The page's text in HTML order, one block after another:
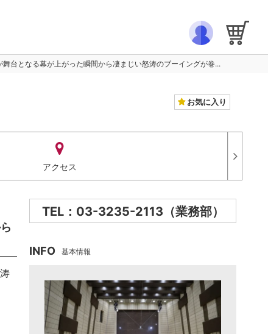
台となる幕が上がった瞬間から凄まじい怒涛のブーイングが巻...
お気に入り
アクセス
TEL：03-3235-2113（業務部）
INFO 基本情報